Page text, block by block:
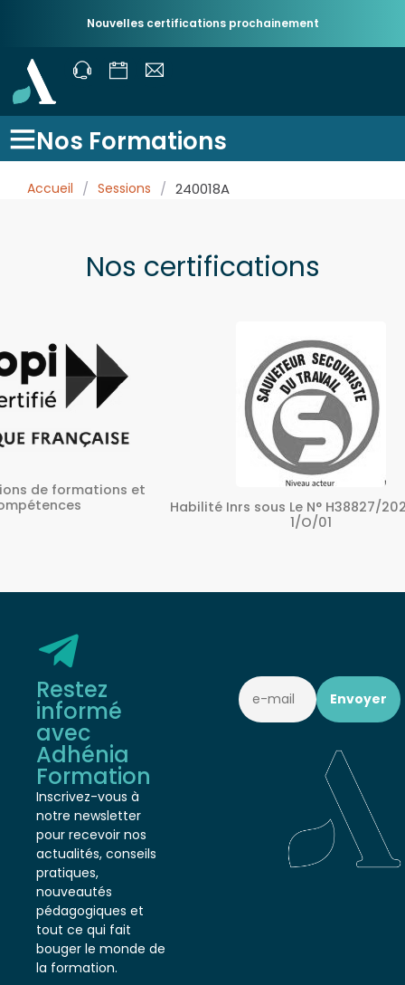
Nouvelles certifications prochainement
Nos Formations
Accueil / Sessions / 240018A
Nos certifications
et
Habilité Inrs sous Le N° H38827/2022/SST-
Restez
informé
avec
Adhénia
Formation
Inscrivez-vous à
notre newsletter
pour recevoir nos
actualités, conseils
pratiques,
nouveautés
pédagogiques et
tout ce qui fait
bouger le monde de
la formation.